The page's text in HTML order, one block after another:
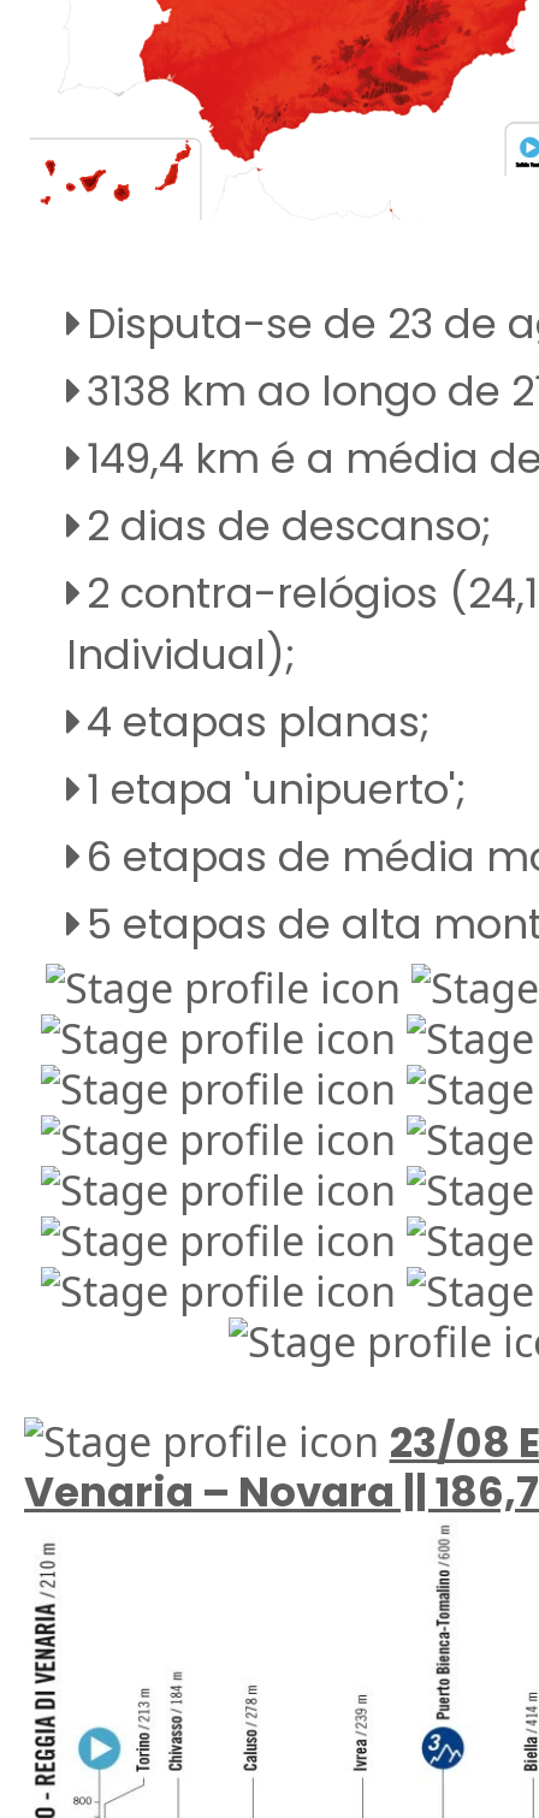
Disputa-se de 23 de
3138 km ao longo de
149,4 km é a média
2 dias de descanso;
2 contra-relógios
Individual);
4 etapas planas;
1 etapa 'unipuerto';
6 etapas de média
5 etapas de alta
23/08
Venaria – Novara ||